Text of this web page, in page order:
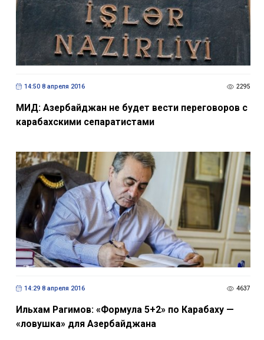
14:50 8 апреля 2016 2295
МИД: Азербайджан не будет вести переговоров с
карабахскими сепаратистами
14:29 8 апреля 2016 4637
Ильхам Рагимов: «Формула 5+2» по Карабаху —
«ловушка» для Азербайджана